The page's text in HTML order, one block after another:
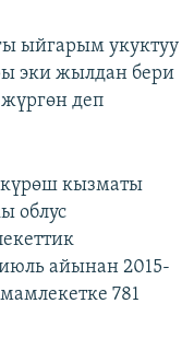
ыйгарым укуктуу
эки жылдан бери
деп
кызматы
облус
айынан 2015-
781